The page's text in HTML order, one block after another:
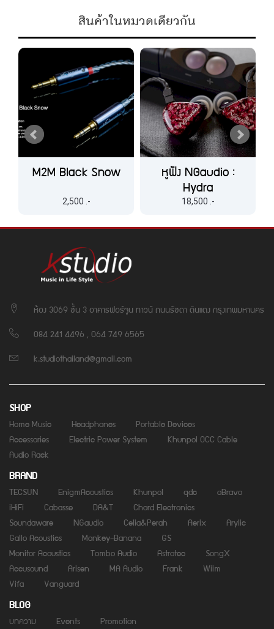
สินค้าในหมวดเดียวกัน
M2M Black Snow
2,500 .-
หูฟัง NGaudio :
Hydra
18,500 .-
ห้อง 3069 ชั้น 3 อาคารฟอร์จูน ทาวน์ ถนนรัชดา ดินแดง กรุงเทพมหานคร
084 241 4496 , 064 749 6565
k.studiothailand@gmail.com
SHOP
Home Music Headphones
Portable Devices
Accessories
Electric Power System
Khunpol OCC Cable
Audio Rack
BRAND
TECSUN EnigmAcoustics Khunpol qdc
oBravo
iHiFi
Cabasse DA&T
Chord Electronics
Soundaware
NGaudio Celia&Perah Aerix
Arylic
Gallo Acoustics
Monkey-Banana
GS
Monitor Acoustics
Tombo Audio Astrotec
SongX
Accusound
Arisen MA Audio Frank
Wiim
Vifa
Vanguard
BLOG
บทความ Events Promotion